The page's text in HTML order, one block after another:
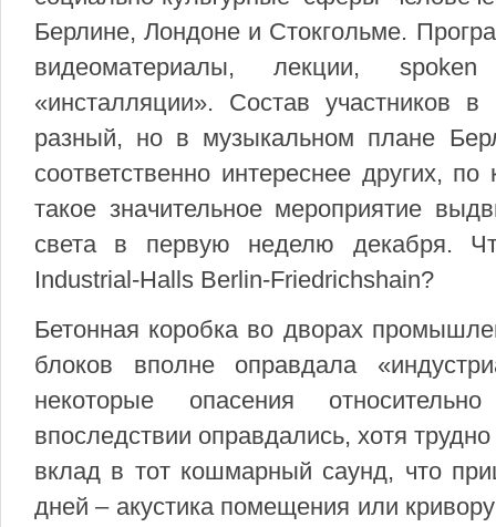
Берлине, Лондоне и Стокгольме.
видеоматериалы, лекции,
«инсталляции». Состав участников
разный, но в музыкальном плане
соответственно интереснее других,
такое значительное мероприятие
света в первую неделю декабря.
Industrial-Halls Berlin-Friedrichshain?
Бетонная коробка во дворах
блоков вполне оправдала
некоторые опасения
впоследствии оправдались, хотя
вклад в тот кошмарный саунд, что
дней – акустика помещения или